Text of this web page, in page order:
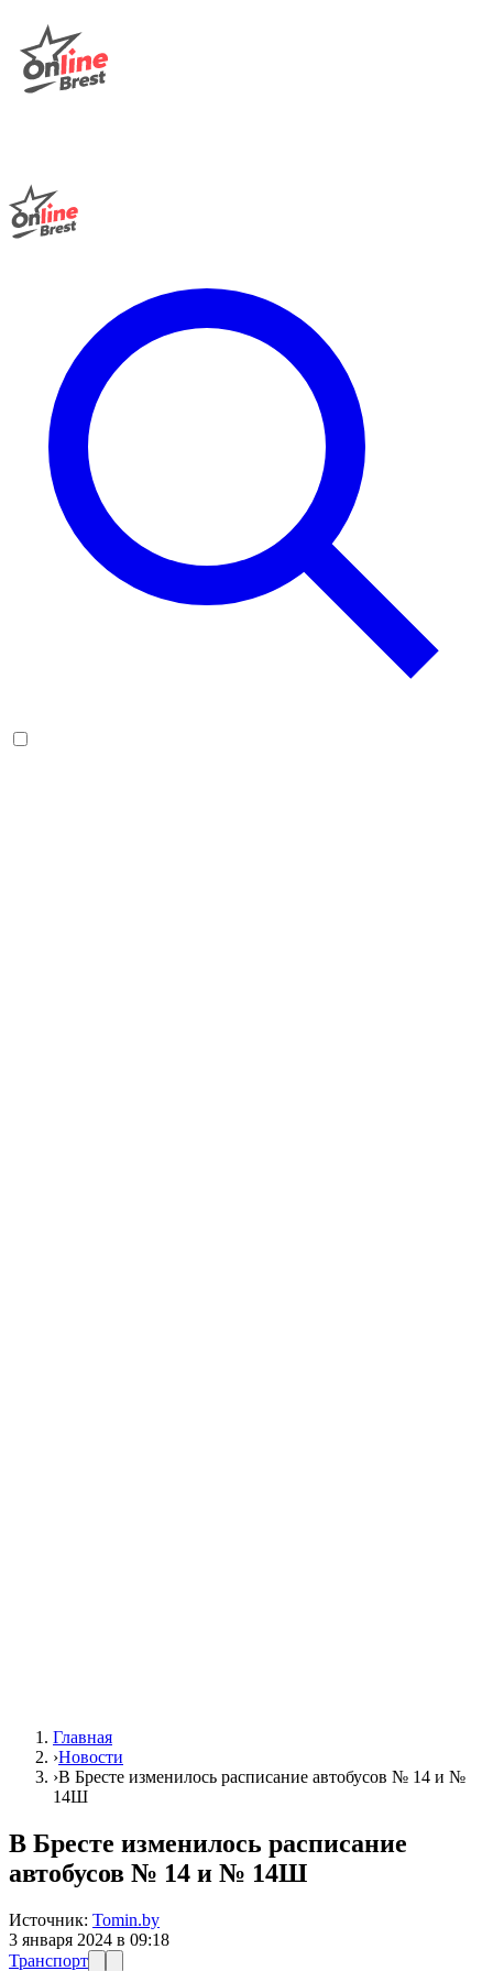
Главная
›Новости
›В Бресте изменилось расписание автобусов № 14 и №
14Ш
В Бресте изменилось расписание
автобусов № 14 и № 14Ш
Источник: Tomin.by
3 января 2024 в 09:18
Транспорт